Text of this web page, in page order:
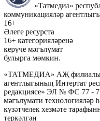
«Татмедиа»
коммуникацияләр
16+
Әлеге ресурста
16+ категорияләренә
керүче мәгълүмат
булырга мөмкин.
«ТАТМЕДИА» АҖ филиалы
агентлыгының Интертат
редакциясе» ЭЛ № ФС 77 -
мәгълүмати технологияләр
күзәтчелек хезмәте
теркәлгән